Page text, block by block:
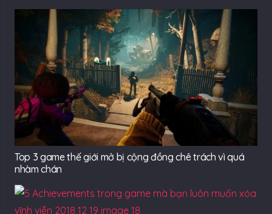
Top 3 game thế giới mở bị cộng đồng chê trách vì quá
nhàm chán